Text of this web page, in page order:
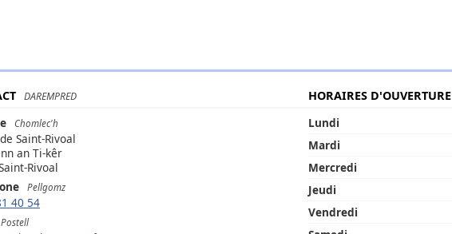
DAREMPRED
Chomlec'h
Saint-Rivoal
an Ti-kêr
Rivoal
Pellgomz
40 54
Postell
HORAIRES D'OUVERTURE
Lundi
Mardi
Mercredi
Jeudi
Vendredi